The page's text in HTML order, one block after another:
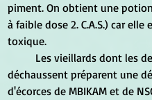
piment. On obtient une
à faible dose 2. C.A.S.) car elle
toxique.
déchaussent préparent une
d'écorces de MBIKAM et de